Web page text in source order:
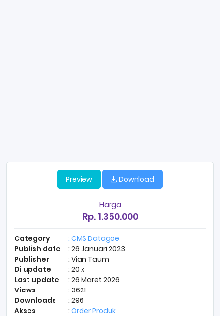
Preview Download
Harga
Rp. 1.350.000
Category
: CMS Datagoe
Publish date
: 26 Januari 2023
Publisher
: Vian Taum
Di update
: 20 x
Last update
: 26 Maret 2026
Views
: 3621
Downloads
: 296
Akses
: Order Produk